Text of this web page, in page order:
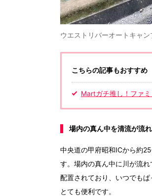
ウエストリバーオートキャ
こちらの記事もおすすめ
Martガチ推し！ファ
場内の真ん中を清流が流
中央道の甲府昭和ICから約
す。場内の真ん中に川が流
配置されており、いつでも
とても便利です。